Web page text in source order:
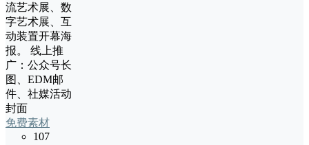
流艺术展、数
字艺术展、互
动装置开幕海
报。 线上推
广：公众号长
图、EDM邮
件、社媒活动
封面
免费素材
107